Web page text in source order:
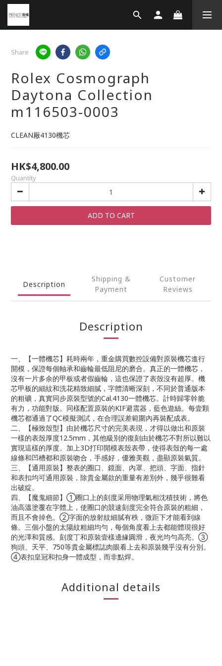
Share
Rolex Cosmograph
Daytona Collection
m116503-0003
CLEAN厰4130機芯
HK$4,800.00
Quantity
ADD TO CART
Description
Shipping &
Payment
Customer
Reviews
Description
一、【一體機芯】耗時兩年，重金購買數控設備對原裝機芯進行
開模，保證每個軸承和齒輪最低阻尼的磨合。真正的一體機芯，
沒有一片多余的甲板或者假齒輪，這也保證了表殼沒有超厚。機
芯甲板的細紋和洗花精致細膩，字體清晰深刻，不同於普通版本
的粗礦，真實同步原裝型號的Cal.4130一體機芯。計時歸零幹脆
有力，功能對版。同樣配置原裝的KIF避震器，藍色遊絲。每壹顆
機芯都通過了QC模擬測試，在合理誤差範圍內再裝配成表。
二、【極致殼型】由於機芯尺寸的完美表現，才得以做出和原裝
一樣的表殼厚度12.5mm，其他級別的復刻由於機芯不對所以難以
實現這樣的厚度。加上3D打印開模表殼表帶，使得表殼的每一處
線條和凹槽都和原裝吻合，手感好，優雅美觀，盡顯原裝氣質。
三、【通用原裝】整表的圈口、鏡面、內罩、把頭、字面、指針
和表扣均可通用原裝，除貴金屬款的重量有差別外，幾乎很難看
出破綻。
四、【魔鬼細節】➀圈口上的刻度采用物理氣相沈積技術，將色
油高溫塗覆在字體上，使圈口的競速刻度完全符合原裝的粗細，
而且不會掉色。➁字面的放射紋細膩有秩，微距下才能看到線
條。三個小盤的太陽紋粗細均勻，每個角度看上去都能體現很好
的光澤和質感。刻度丁和原裝壹樣邊緣圓滑，夜光均勻高亮。➂
狗頭、天平、750等貴金屬標誌肉眼看上去和原裝幾乎沒有分別。
➃表扣皇冠和扣身一體成型，而非點焊。
Additional details